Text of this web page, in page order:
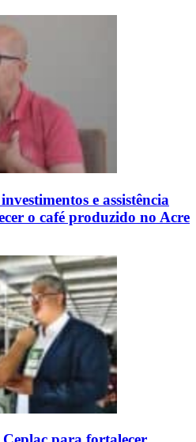
e assistência
o café produzido no Acre